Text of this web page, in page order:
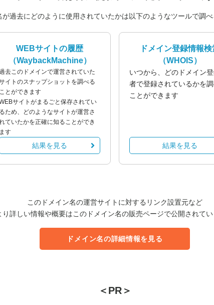
が過去にどのように使用されていたかは以下のようなツールで調べ
WEBサイトの履歴
（WaybackMachine）
去このドメインで運営されていた
イトのスナップショットを調べる
ことができます
サイトがまるごと保存されてい
るため、どのようなサイトが運営さ
ていたかを正確に知ることができ
ます
結果を見る
ドメイン登録情報検
（WHOIS）
いつから、どのドメイン
者で登録されているかを
ことができます
結果を見る
このドメイン名の運営サイトに対するリンク設置元など
り詳しい情報や概要はこのドメイン名の販売ページで公開されてい
ドメイン名の詳細情報を見る
＜PR＞